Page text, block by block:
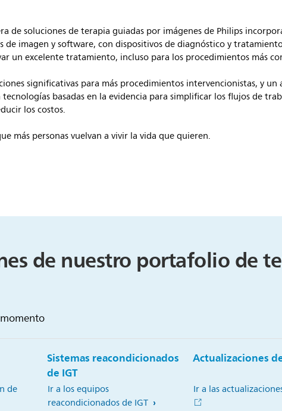
de soluciones de terapia guiadas por imágenes de Philips
de imagen y software, con dispositivos de diagnóstico y
un excelente tratamiento, incluso para los procedimientos más
significativas para más procedimientos intervencionistas, y un
basadas en la evidencia para simplificar los flujos de
los costos.
más personas vuelvan a vivir la vida que quieren.
de nuestro portafolio de
de
Sistemas reacondicionados
de IGT
Ir a los equipos
reacondicionados de IGT
Actualizaciones
Ir a las